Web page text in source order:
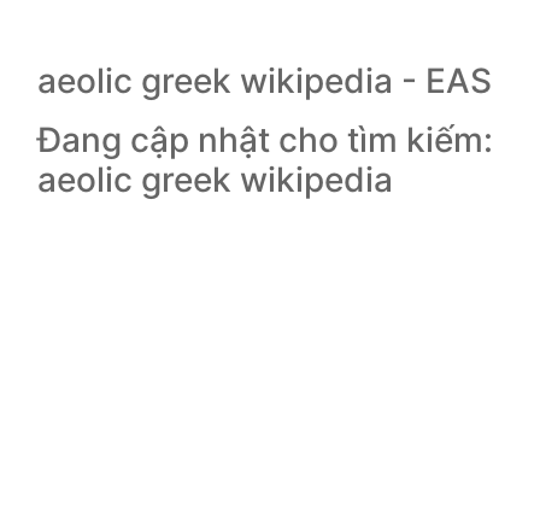
aeolic greek wikipedia - EAS
Đang cập nhật cho tìm kiếm:
aeolic greek wikipedia